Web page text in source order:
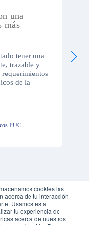
cookies las
acerca de tu interacción
Usamos esta
tu experiencia de
acerca de nuestros
una
más
tener una
trazable y
de la
PUC
gestión de contratos